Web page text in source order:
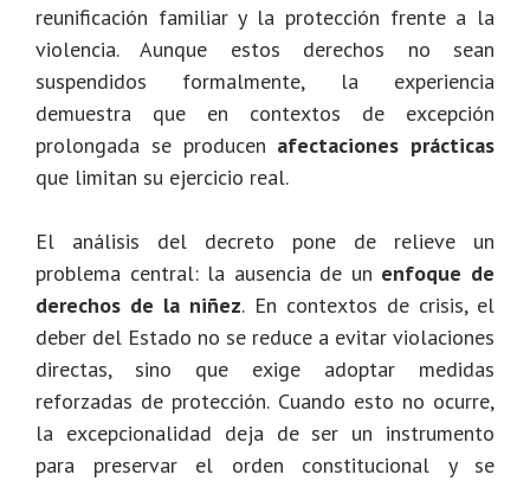
reunificación familiar y la protección frente a la
violencia. Aunque estos derechos no sean
suspendidos formalmente, la experiencia
demuestra que en contextos de excepción
prolongada se producen afectaciones prácticas
que limitan su ejercicio real.
El análisis del decreto pone de relieve un
problema central: la ausencia de un enfoque de
derechos de la niñez. En contextos de crisis, el
deber del Estado no se reduce a evitar violaciones
directas, sino que exige adoptar medidas
reforzadas de protección. Cuando esto no ocurre,
la excepcionalidad deja de ser un instrumento
para preservar el orden constitucional y se